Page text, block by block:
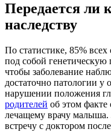
Передается ли
наследству
По статистике, 85% всех
под собой генетическую
чтобы заболевание
достаточно патологии
нарушении положения
родителей об этом
лечащему врачу малыша.
встречу с доктором